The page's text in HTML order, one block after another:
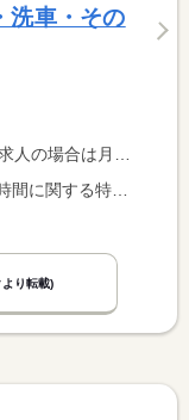
洗車・その
は時間額を表示しています。
り転載)